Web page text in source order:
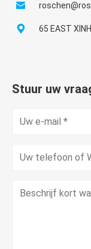
65 EAST
Stuur uw